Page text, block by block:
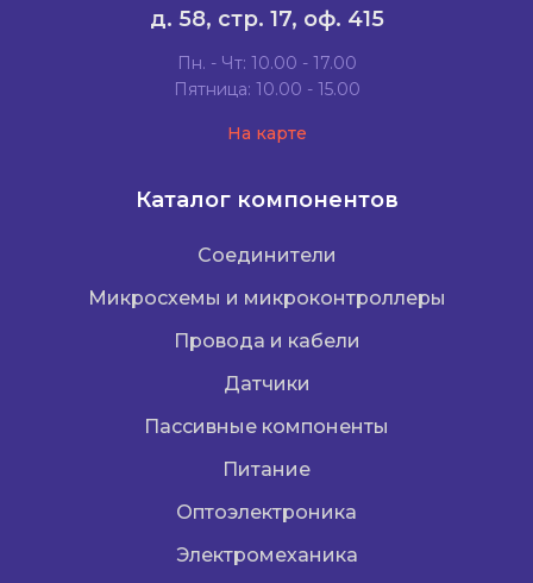
д. 58, стр. 17, оф. 415
Пн. - Чт: 10.00 - 17.00
Пятница: 10.00 - 15.00
На карте
Каталог компонентов
Соединители
Микросхемы и микроконтроллеры
Провода и кабели
Датчики
Пассивные компоненты
Питание
Оптоэлектроника
Электромеханика